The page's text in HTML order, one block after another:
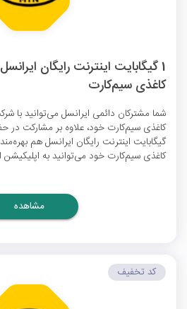
1 گیگابایت اینترنت رایگان
کاغذی سیم‌کارت
شما مشترکان دائمی ایرانسل می‌توانید
گیگابایت اینترنت رایگان ایرانسلهم
کاغذی سیم‌کارت خود می‌توانید به اپلیکیشن
مشاهده
کد تخفیف